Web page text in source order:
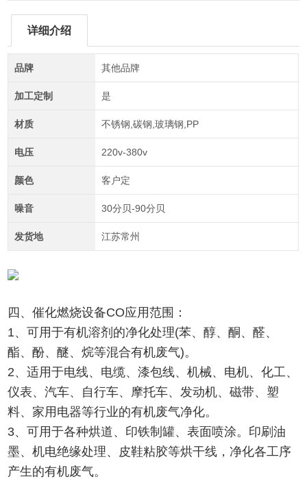
详细介绍
品牌 其他品牌
加工定制 是
材质 不锈钢,碳钢,玻璃钢,PP
电压 220v-380v
颜色 客户定
噪音 30分贝-90分贝
发货地 江苏常州
四、催化燃烧设备CO应用范围：
1、可用于有机溶剂的净化处理(苯、醇、酮、醛、
酯、酚、醚、烷等混合有机废气)。
2、适用于电线、电缆、漆包线、机械、电机、化工、
仪表、汽车、自行车、摩托车、发动机、磁带、塑
料、家用电器等行业的有机废气净化。
3、可用于各种烘道、印铁制罐、表面喷涂。印刷油
墨、机电绝缘处理、皮鞋粘胶等烘干线，净化各工序
产生的有机废气。